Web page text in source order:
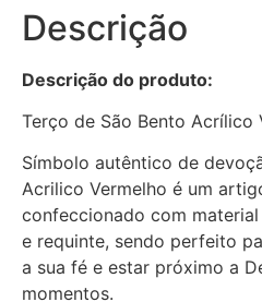
Descrição
Descrição do produto:
Terço de São Bento Acrílico
Símbolo autêntico de
Acrilico Vermelho é um
confeccionado com
e requinte, sendo perfeito
a sua fé e estar próximo a
momentos.